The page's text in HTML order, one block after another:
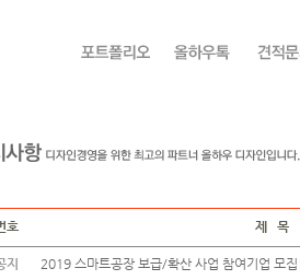
호
제 목
지 2019 스마트공장 보급/확산 사업 참여기업 모